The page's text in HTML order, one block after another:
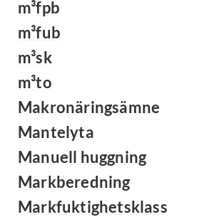
m³fpb
m³fub
m³sk
m³to
Makronäringsämne
Mantelyta
Manuell huggning
Markberedning
Markfuktighetsklass